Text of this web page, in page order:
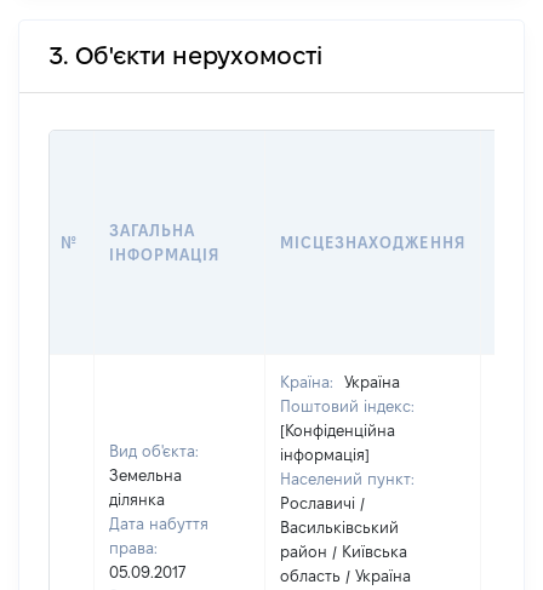
3. Об'єкти нерухомості
№
ЗАГАЛЬНА
ІНФОРМАЦІЯ
МІСЦЕЗНАХОДЖЕННЯ
Вид об'єкта:
Земельна
ділянка
Дата набуття
права:
05.09.2017
Країна:
Україна
Поштовий індекс:
[Конфіденційна
інформація]
Населений пункт:
Рославичі /
Васильківський
район / Київська
область / Україна